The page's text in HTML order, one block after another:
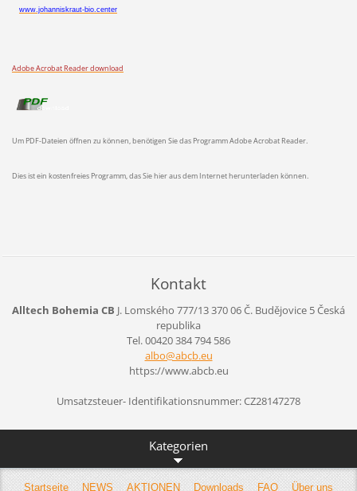
www.johanniskraut-bio.center
Adobe Acrobat Reader download
Um PDF-Dateien öffnen zu können, benötigen Sie das Programm Adobe Acrobat Reader.
Dies ist ein kostenfreies Programm, das Sie hier aus dem Internet herunterladen können.
Kontakt
Alltech Bohemia CB J. Lomského 777/13370 06 Č. Budějovice 5Česká
republika
Tel. 00420 384 794 586
albo@abcb.eu
https://www.abcb.eu
Umsatzsteuer- Identifikationsnummer: CZ28147278
Kategorien
Startseite NEWS AKTIONEN Downloads FAQ Über uns